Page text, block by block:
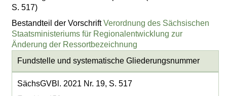
S. 517)
Bestandteil der VorschriftVerordnung des Sächsischen
Staatsministeriums für Regionalentwicklung zur
Änderung der Ressortbezeichnung
Fundstelle und systematische Gliederungsnummer
SächsGVBl. 2021 Nr. 19, S. 517